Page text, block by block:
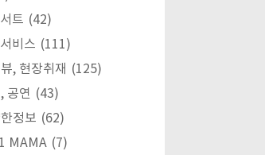
트 (42)
비스 (111)
, 현장취재 (125)
공연 (43)
정보 (62)
MAMA (7)